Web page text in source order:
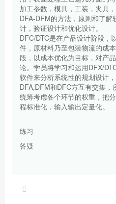
加工参数，模具，工装，夹具
DFA-DFM的方法，原则和了
计，验证设计和优化设计。
DFC/DTC是在产品设计阶段，
件，原材料乃至包装物流的成
段，以成本优化为目标，对产
论。学员将学习和运用DFX/
软件来分析系统性的规划设计
DFA,DFM和DFC方互有交集
统筹考虑各个环节的权重，把
程标准化，输入输出定量化。
练习
答疑